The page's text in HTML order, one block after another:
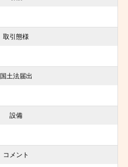
取引態様
国土法届出
設備
コメント